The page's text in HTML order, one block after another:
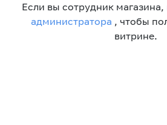
Если вы сотрудник магазина,
администратора , чтобы
витрине.